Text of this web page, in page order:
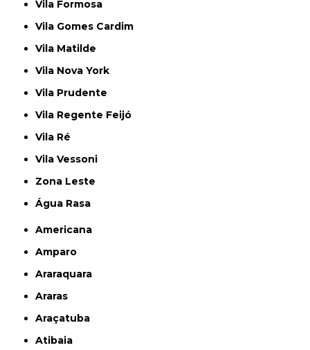
Vila Formosa
Vila Gomes Cardim
Vila Matilde
Vila Nova York
Vila Prudente
Vila Regente Feijó
Vila Ré
Vila Vessoni
Zona Leste
Água Rasa
Americana
Amparo
Araraquara
Araras
Araçatuba
Atibaia